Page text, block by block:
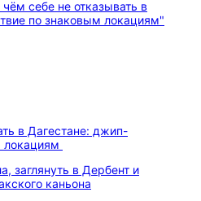
в Дагестане: джип-
локациям
заглянуть в Дербент и
каньона